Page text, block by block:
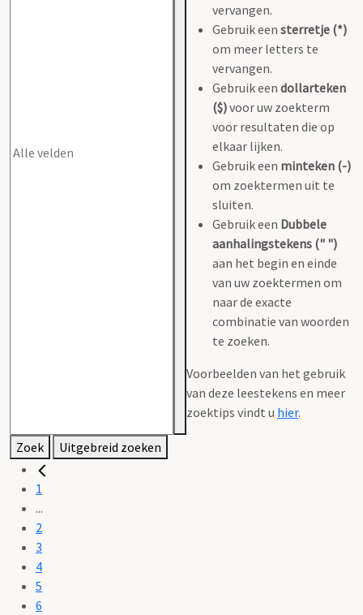
vervangen.
Gebruik een sterretje (*)
om meer letters te
vervangen.
Gebruik een dollarteken
($)voor uw zoekterm
voor resultaten die op
elkaar lijken.
Gebruik een minteken (-)
om zoektermen uit te
sluiten.
Gebruik een Dubbele
aanhalingstekens (" ")
aan het begin en einde
van uw zoektermen om
naar de exacte
combinatie van woorden
te zoeken.
Voorbeelden van het gebruik
van deze leestekens en meer
zoektips vindt u hier.
Zoek Uitgebreid zoeken
1
...
2
3
4
5
6